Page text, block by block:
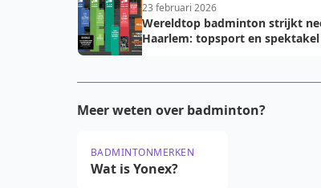
23 februari 2026
Wereldtop badminton strijkt
Haarlem: topsport en
Meer weten over badminton?
BADMINTONMERKEN
Wat is Yonex?